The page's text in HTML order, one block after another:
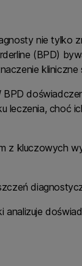
nie tylko
(BPD)
kliniczne
BPD
leczenia, choć
z kluczowych
analizuje